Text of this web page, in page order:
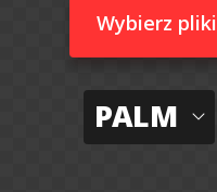
Wybierz pliki
PALM